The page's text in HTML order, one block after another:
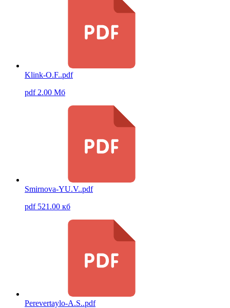
Klink-O.F..pdf
pdf 2.00 Мб
Smirnova-YU.V..pdf
pdf 521.00 кб
Perevertaylo-A.S..pdf